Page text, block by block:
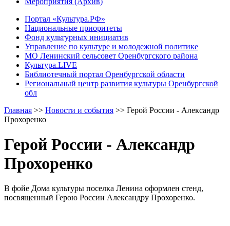
Портал «Культура.РФ»
Национальные приоритеты
Фонд культурных инициатив
Управление по культуре и молодежной политике
МО Ленинский сельсовет Оренбургского района
Культура.LIVE
Библиотечный портал Оренбургской области
Региональный центр развития культуры Оренбургской
обл
Главная >> Новости и события >> Герой России - Александр
Прохоренко
Герой России - Александр
Прохоренко
В фойе Дома культуры поселка Ленина оформлен стенд,
посвященный Герою России Александру Прохоренко.